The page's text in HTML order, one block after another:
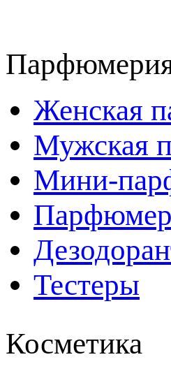
Женская
Мужская
Мини-
Тестеры
Косметика